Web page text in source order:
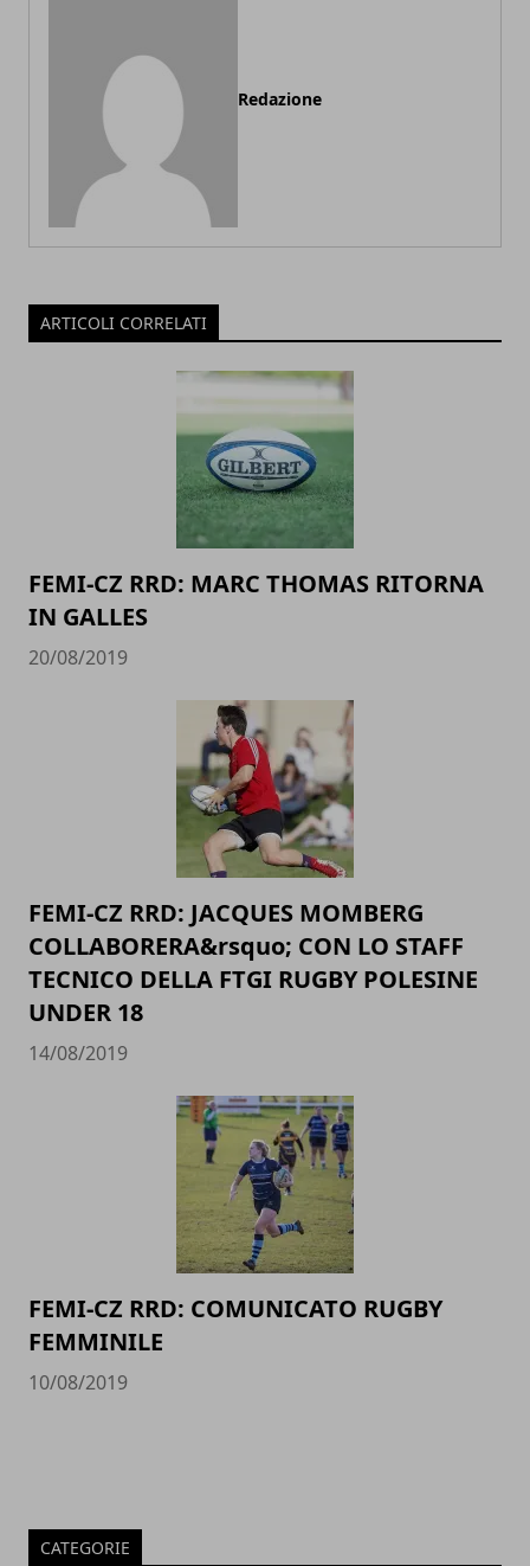
Redazione
ARTICOLI CORRELATI
FEMI-CZ RRD: MARC THOMAS RITORNA
IN GALLES
20/08/2019
FEMI-CZ RRD: JACQUES MOMBERG
COLLABORERA&rsquo; CON LO STAFF
TECNICO DELLA FTGI RUGBY POLESINE
UNDER 18
14/08/2019
FEMI-CZ RRD: COMUNICATO RUGBY
FEMMINILE
10/08/2019
CATEGORIE